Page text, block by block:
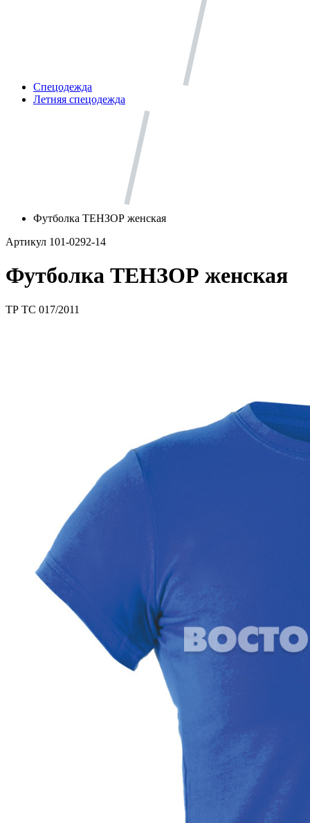
Спецодежда
Летняя спецодежда
Футболка ТЕНЗОР женская
Артикул 101-0292-14
Футболка ТЕНЗОР женская
ТР ТС 017/2011